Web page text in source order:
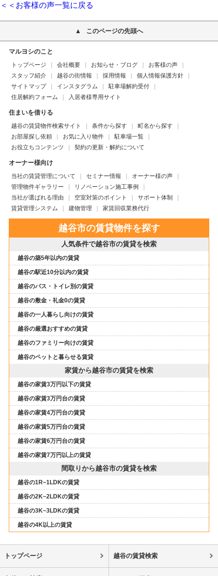
＜＜お客様の声一覧に戻る
このページの先頭へ
マルヨシのこと
トップページ 会社概要 お知らせ・ブログ
お客様の声
スタッフ紹介
越谷の街情報 採用情報
個人情報保護方針
サイトマップ
インスタグラム
駐車場解約受付
住居解約フォーム
入居者様専用サイト
住まいを借りる
越谷の賃貸物件検索サイト 条件から探す
町名から探す
お部屋探し依頼
お気に入り物件
駐車場一覧
お役立ちコンテンツ
契約の更新・解約について
オーナー様向け
当社の賃貸管理について セミナー情報
オーナー様の声
管理物件ギャラリー
リノベーション施工事例
当社が選ばれる理由
空室対策のポイント
サポート体制
賃貸管理システム
建物管理 家賃回収業務代行
越谷市の賃貸物件を探す
人気条件で越谷市の賃貸を検索
越谷の築5年以内の賃貸
越谷の駅近10分以内の賃貸
越谷のバス・トイレ別の賃貸
越谷の敷金・礼金0の賃貸
越谷の一人暮らし向けの賃貸
越谷の厳選おすすめの賃貸
越谷のファミリー向けの賃貸
越谷のペットと暮らせる賃貸
家賃から越谷市の賃貸を検索
越谷の家賃3万円以下の賃貸
越谷の家賃3万円台の賃貸
越谷の家賃4万円台の賃貸
越谷の家賃5万円台の賃貸
越谷の家賃6万円台の賃貸
越谷の家賃7万円以上の賃貸
間取りから越谷市の賃貸を検索
越谷の1R~1LDKの賃貸
越谷の2K~2LDKの賃貸
越谷の3K~3LDKの賃貸
越谷の4K以上の賃貸
トップページ 越谷の賃貸検索